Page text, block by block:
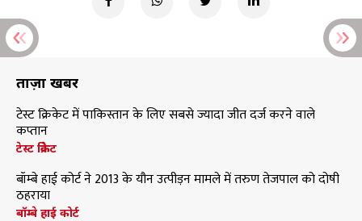
ताज़ा खबरें
टेस्ट क्रिकेट में पाकिस्तान के लिए सबसे ज्यादा जीत दर्ज करने वाले
कप्तान
टेस्ट क्रिकेट
बॉम्बे हाई कोर्ट ने 2013 के यौन उत्पीड़न मामले में तरुण तेजपाल को दोषी
ठहराया
बॉम्बे हाई कोर्ट